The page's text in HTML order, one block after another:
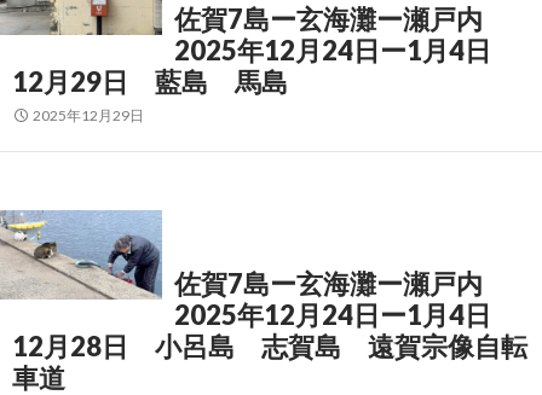
佐賀7島ー玄海灘ー瀬戸内
2025年12月24日ー1月4日
12月29日 藍島 馬島
2025年12月29日
佐賀7島ー玄海灘ー瀬戸内
2025年12月24日ー1月4日
12月28日 小呂島 志賀島 遠賀宗像自転
車道